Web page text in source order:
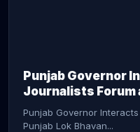
Punjab Governor
Journalists Forum
Punjab Governor
Punjab Lok Bhavan...